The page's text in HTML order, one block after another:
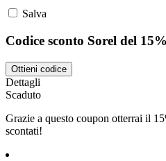
Salva
Codice sconto Sorel del 15%
Ottieni codice
Dettagli
Scaduto
Grazie a questo coupon otterrai il
scontati!